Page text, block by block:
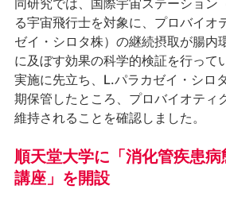
る宇宙飛行士を対象に、プロバイオ
ゼイ・シロタ株）の継続摂取が腸内
に及ぼす効果の科学的検証を行って
実施に先立ち、L.パラカゼイ・シロ
期保管したところ、プロバイオティ
維持されることを確認しました。
順天堂大学に「消化管疾患
講座」を開設